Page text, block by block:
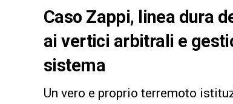
Caso Zappi, linea dura
ai vertici arbitrali e
sistema
Un vero e proprio terremoto